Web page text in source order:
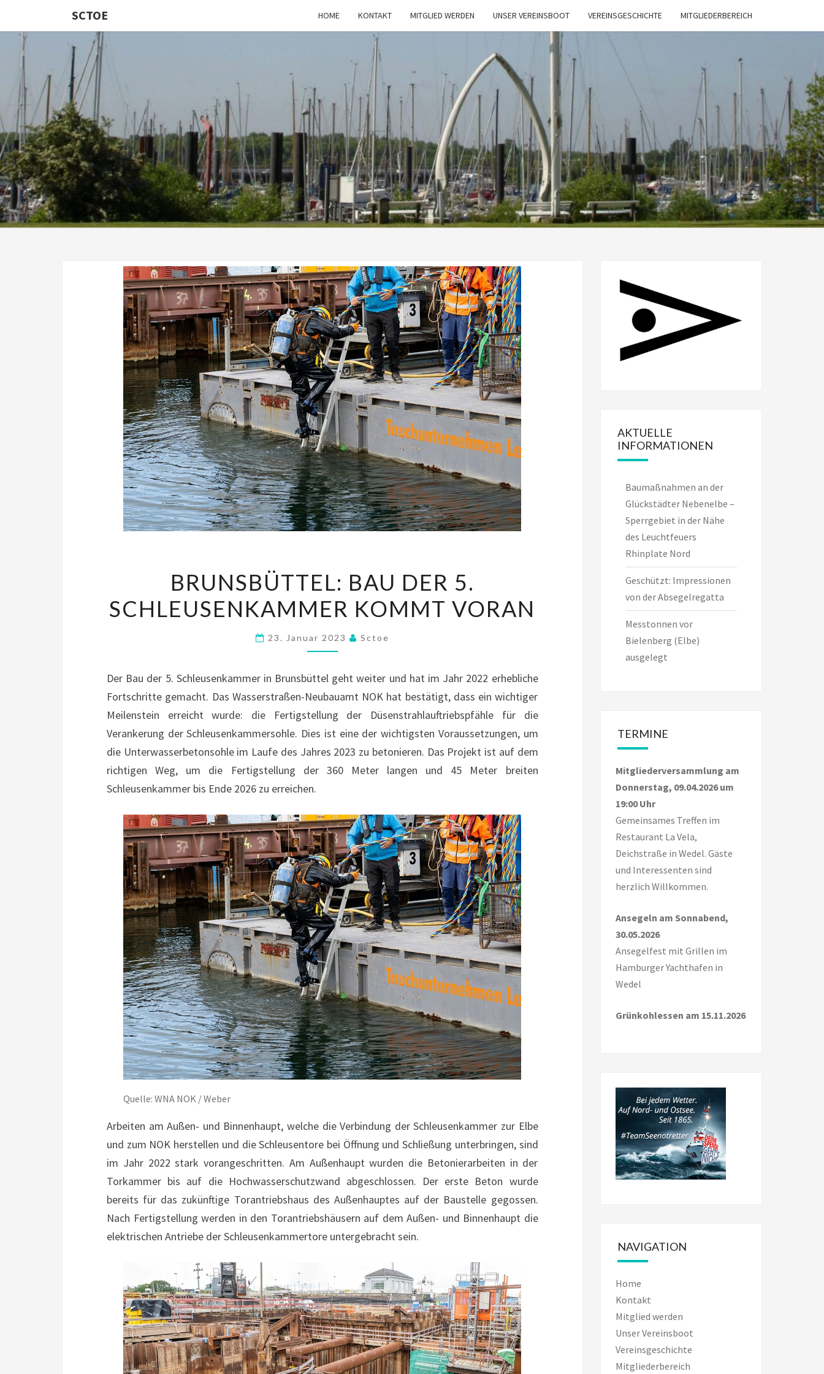
SCTOE HOME KONTAKT MITGLIED WERDEN UNSER VEREINSBOOT VEREINSGESCHICHTE MITGLIEDERBEREICH
SCTOE
Segelclub
Tümmler-
Oevelgönne
Von 1923
E.V.
BAU
DER
5.
SCHLEUSENKAMMER
VORAN
BRUNSBÜTTEL: BAU DER 5.
SCHLEUSENKAMMER KOMMT VORAN
23. Januar 2023 Sctoe
Der Bau der 5. Schleusenkammer in Brunsbüttel geht weiter und hat im Jahr 2022 erhebliche
Fortschritte gemacht. Das Wasserstraßen-Neubauamt NOK hat bestätigt, dass ein wichtiger
Meilenstein erreicht wurde: die Fertigstellung der Düsenstrahlauftriebspfähle für die
Verankerung der Schleusenkammersohle. Dies ist eine der wichtigsten Voraussetzungen, um
die Unterwasserbetonsohle im Laufe des Jahres 2023 zu betonieren. Das Projekt ist auf dem
richtigen Weg, um die Fertigstellung der 360 Meter langen und 45 Meter breiten
Schleusenkammer bis Ende 2026 zu erreichen.
Quelle: WNA NOK / Weber
Arbeiten am Außen- und Binnenhaupt, welche die Verbindung der Schleusenkammer zur Elbe
und zum NOK herstellen und die Schleusentore bei Öffnung und Schließung unterbringen, sind
im Jahr 2022 stark vorangeschritten. Am Außenhaupt wurden die Betonierarbeiten in der
Torkammer bis auf die Hochwasserschutzwand abgeschlossen. Der erste Beton wurde
bereits für das zukünftige Torantriebshaus des Außenhauptes auf der Baustelle gegossen.
Nach Fertigstellung werden in den Torantriebshäusern auf dem Außen- und Binnenhaupt die
elektrischen Antriebe der Schleusenkammertore untergebracht sein.
AKTUELLE
INFORMATIONEN
Baumaßnahmen an der
Glückstädter Nebenelbe –
Sperrgebiet in der Nähe
des Leuchtfeuers
Rhinplate Nord
Geschützt: Impressionen
von der Absegelregatta
Messtonnen vor
Bielenberg (Elbe)
ausgelegt
TERMINE
Mitgliederversammlung am
Donnerstag, 09.04.2026 um
19:00 Uhr
Gemeinsames Treffen im
Restaurant La Vela,
Deichstraße in Wedel. Gäste
und Interessenten sind
herzlich Willkommen.
Ansegeln am Sonnabend,
30.05.2026
Ansegelfest mit Grillen im
Hamburger Yachthafen in
Wedel
Grünkohlessen am 15.11.2026
NAVIGATION
Home
Kontakt
Mitglied werden
Unser Vereinsboot
Vereinsgeschichte
Mitgliederbereich